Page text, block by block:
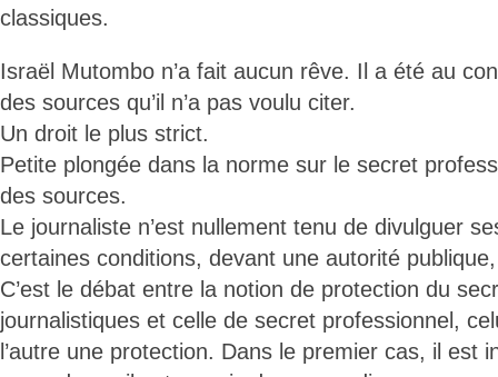
classiques.
Israël Mutombo n’a fait aucun rêve. Il a été au
des sources qu’il n’a pas voulu citer.
Un droit le plus strict.
Petite plongée dans la norme sur le secret
des sources.
Le journaliste n’est nullement tenu de divulguer
certaines conditions, devant une autorité
C’est le débat entre la notion de protection du
journalistiques et celle de secret professionnel,
l’autre une protection. Dans le premier cas, il est